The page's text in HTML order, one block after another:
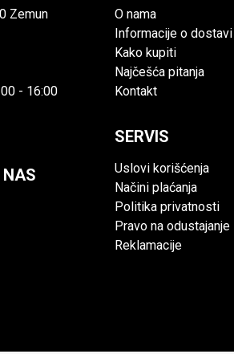
Zemun
- 16:00
O nama
Informacije o dostavi
Kako kupiti
Najčešća pitanja
Kontakt
SERVIS
Uslovi korišćenja
Načini plaćanja
Politika privatnosti
Pravo na odustajanje
Reklamacije